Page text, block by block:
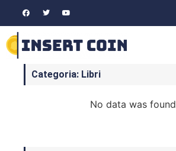
Categoria: Libri
No data was found